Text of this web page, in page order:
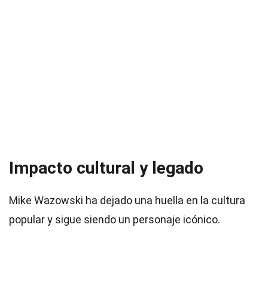
Impacto cultural y legado
Mike Wazowski ha dejado una huella en la cultura
popular y sigue siendo un personaje icónico.